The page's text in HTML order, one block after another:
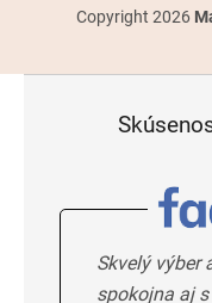
Copyright 2026
Skvelý výber
spokojna aj